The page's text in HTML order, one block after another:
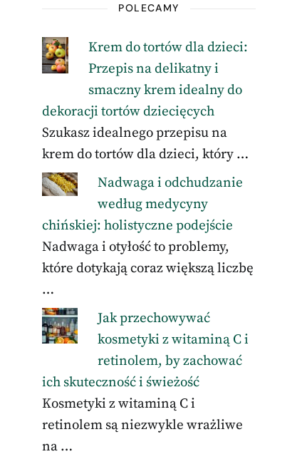
POLECAMY
Krem do tortów dla dzieci:
Przepis na delikatny i
smaczny krem idealny do
dekoracji tortów dziecięcych
Szukasz idealnego przepisu na
krem do tortów dla dzieci, który …
Nadwaga i odchudzanie
według medycyny
chińskiej: holistyczne podejście
Nadwaga i otyłość to problemy,
które dotykają coraz większą liczbę
…
Jak przechowywać
kosmetyki z witaminą C i
retinolem, by zachować
ich skuteczność i świeżość
Kosmetyki z witaminą C i
retinolem są niezwykle wrażliwe
na …